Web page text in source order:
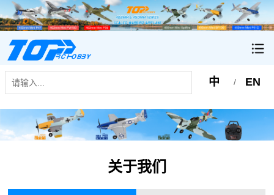
中 / EN
关于我们